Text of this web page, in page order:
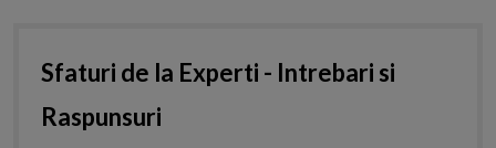
Sfaturi de la Experti - Intrebari si
Raspunsuri